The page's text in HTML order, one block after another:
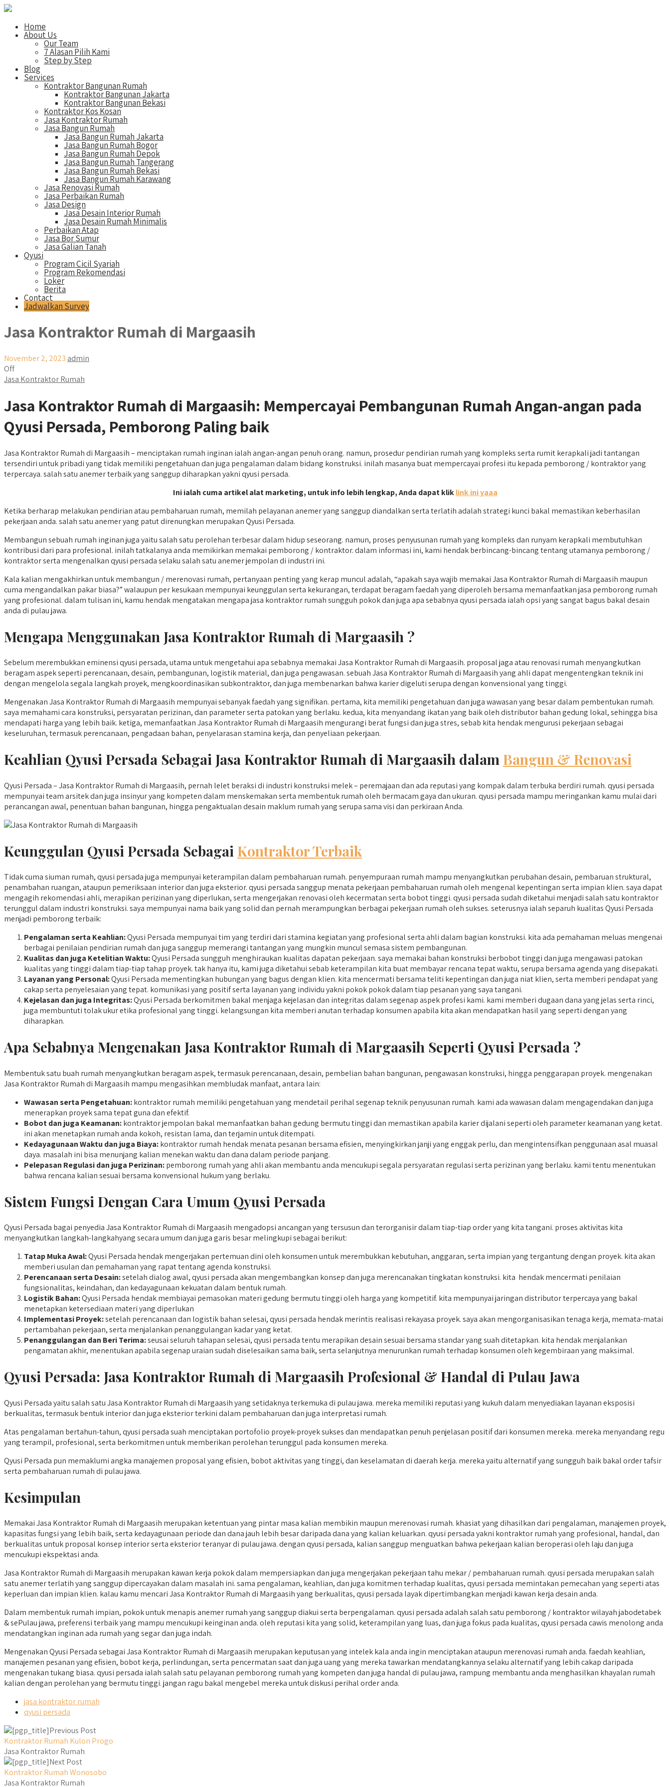
Home
About Us
Our Team
7 Alasan Pilih Kami
Step by Step
Blog
Services
Kontraktor Bangunan Rumah
Kontraktor Bangunan Jakarta
Kontraktor Bangunan Bekasi
Kontraktor Kos Kosan
Jasa Kontraktor Rumah
Jasa Bangun Rumah
Jasa Bangun Rumah Jakarta
Jasa Bangun Rumah Bogor
Jasa Bangun Rumah Depok
Jasa Bangun Rumah Tangerang
Jasa Bangun Rumah Bekasi
Jasa Bangun Rumah Karawang
Jasa Renovasi Rumah
Jasa Perbaikan Rumah
Jasa Design
Jasa Desain Interior Rumah
Jasa Desain Rumah Minimalis
Perbaikan Atap
Jasa Bor Sumur
Jasa Galian Tanah
Qyusi
Program Cicil Syariah
Program Rekomendasi
Loker
Berita
Contact
Jadwalkan Survey
Jasa Kontraktor Rumah di Margaasih
November 2, 2023 admin
Off
Jasa Kontraktor Rumah
Jasa Kontraktor Rumah di Margaasih: Mempercayai Pembangunan Rumah Angan-angan pada
Qyusi Persada, Pemborong Paling baik
Jasa Kontraktor Rumah di Margaasih – menciptakan rumah inginan ialah angan-angan penuh orang. namun, prosedur pendirian rumah yang kompleks serta rumit kerapkali jadi tantangan
tersendiri untuk pribadi yang tidak memiliki pengetahuan dan juga pengalaman dalam bidang konstruksi. inilah masanya buat mempercayai profesi itu kepada pemborong / kontraktor yang
terpercaya. salah satu anemer terbaik yang sanggup diharapkan yakni qyusi persada.
Ini ialah cuma artikel alat marketing, untuk info lebih lengkap, Anda dapat kliklink ini yaaa
Ketika berharap melakukan pendirian atau pembaharuan rumah, memilah pelayanan anemer yang sanggup diandalkan serta terlatih adalah strategi kunci bakal memastikan keberhasilan
pekerjaan anda. salah satu anemer yang patut direnungkan merupakan Qyusi Persada.
Membangun sebuah rumah inginan juga yaitu salah satu perolehan terbesar dalam hidup seseorang. namun, proses penyusunan rumah yang kompleks dan runyam kerapkali membutuhkan
kontribusi dari para profesional. inilah tatkalanya anda memikirkan memakai pemborong / kontraktor. dalam informasi ini, kami hendak berbincang-bincang tentang utamanya pemborong /
kontraktor serta mengenalkan qyusi persada selaku salah satu anemer jempolan di industri ini.
Kala kalian mengakhirkan untuk membangun / merenovasi rumah, pertanyaan penting yang kerap muncul adalah, “apakah saya wajib memakai Jasa Kontraktor Rumah di Margaasih maupun
cuma mengandalkan pakar biasa?” walaupun per kesukaan mempunyai keunggulan serta kekurangan, terdapat beragam faedah yang diperoleh bersama memanfaatkan jasa pemborong rumah
yang profesional. dalam tulisan ini, kamu hendak mengatakan mengapa jasa kontraktor rumah sungguh pokok dan juga apa sebabnya qyusi persada ialah opsi yang sangat bagus bakal desain
anda di pulau jawa.
Mengapa Menggunakan Jasa Kontraktor Rumah di Margaasih ?
Sebelum merembukkan eminensi qyusi persada, utama untuk mengetahui apa sebabnya memakai Jasa Kontraktor Rumah di Margaasih. proposal jaga atau renovasi rumah menyangkutkan
beragam aspek seperti perencanaan, desain, pembangunan, logistik material, dan juga pengawasan. sebuah Jasa Kontraktor Rumah di Margaasih yang ahli dapat mengentengkan teknik ini
dengan mengelola segala langkah proyek, mengkoordinasikan subkontraktor, dan juga membenarkan bahwa karier digeluti serupa dengan konvensional yang tinggi.
Mengenakan Jasa Kontraktor Rumah di Margaasih mempunyai sebanyak faedah yang signifikan. pertama, kita memiliki pengetahuan dan juga wawasan yang besar dalam pembentukan rumah.
saya memahami cara konstruksi, persyaratan perizinan, dan parameter serta patokan yang berlaku. kedua, kita menyandang ikatan yang baik oleh distributor bahan gedung lokal, sehingga bisa
mendapati harga yang lebih baik. ketiga, memanfaatkan Jasa Kontraktor Rumah di Margaasih mengurangi berat fungsi dan juga stres, sebab kita hendak mengurusi pekerjaan sebagai
keseluruhan, termasuk perencanaan, pengadaan bahan, penyelarasan stamina kerja, dan penyeliaan pekerjaan.
Keahlian Qyusi Persada Sebagai Jasa Kontraktor Rumah di Margaasih dalam Bangun & Renovasi
Qyusi Persada – Jasa Kontraktor Rumah di Margaasih, pernah lelet beraksi di industri konstruksi melek – peremajaan dan ada reputasi yang kompak dalam terbuka berdiri rumah. qyusi persada
mempunyai team arsitek dan juga insinyur yang kompeten dalam menskemakan serta membentuk rumah oleh bermacam gaya dan ukuran. qyusi persada mampu meringankan kamu mulai dari
perancangan awal, penentuan bahan bangunan, hingga pengaktualan desain maklum rumah yang serupa sama visi dan perkiraan Anda.
Keunggulan Qyusi Persada Sebagai Kontraktor Terbaik
Tidak cuma siuman rumah, qyusi persada juga mempunyai keterampilan dalam pembaharuan rumah. penyempuraan rumah mampu menyangkutkan perubahan desain, pembaruan struktural,
penambahan ruangan, ataupun pemeriksaan interior dan juga eksterior. qyusi persada sanggup menata pekerjaan pembaharuan rumah oleh mengenal kepentingan serta impian klien. saya dapat
mengagih rekomendasi ahli, merapikan perizinan yang diperlukan, serta mengerjakan renovasi oleh kecermatan serta bobot tinggi. qyusi persada sudah diketahui menjadi salah satu kontraktor
terunggul dalam industri konstruksi. saya mempunyai nama baik yang solid dan pernah merampungkan berbagai pekerjaan rumah oleh sukses. seterusnya ialah separuh kualitas Qyusi Persada
menjadi pemborong terbaik:
Pengalaman serta Keahlian:Qyusi Persada mempunyai tim yang terdiri dari stamina kegiatan yang profesional serta ahli dalam bagian konstruksi. kita ada pemahaman meluas mengenai
berbagai penilaian pendirian rumah dan juga sanggup memerangi tantangan yang mungkin muncul semasa sistem pembangunan.
Kualitas dan juga Ketelitian Waktu:Qyusi Persada sungguh menghiraukan kualitas dapatan pekerjaan. saya memakai bahan konstruksi berbobot tinggi dan juga mengawasi patokan
kualitas yang tinggi dalam tiap-tiap tahap proyek. tak hanya itu, kami juga diketahui sebab keterampilan kita buat membayar rencana tepat waktu, serupa bersama agenda yang disepakati.
Layanan yang Personal:Qyusi Persada mementingkan hubungan yang bagus dengan klien. kita mencermati bersama teliti kepentingan dan juga niat klien, serta memberi pendapat yang
cakap serta penyelesaian yang tepat. komunikasi yang positif serta layanan yang individu yakni pokok pokok dalam tiap pesanan yang saya tangani.
Kejelasan dan juga Integritas:Qyusi Persada berkomitmen bakal menjaga kejelasan dan integritas dalam segenap aspek profesi kami. kami memberi dugaan dana yang jelas serta rinci,
juga membuntuti tolak ukur etika profesional yang tinggi. kelangsungan kita memberi anutan terhadap konsumen apabila kita akan mendapatkan hasil yang seperti dengan yang
diharapkan.
Apa Sebabnya Mengenakan Jasa Kontraktor Rumah di Margaasih Seperti Qyusi Persada ?
Membentuk satu buah rumah menyangkutkan beragam aspek, termasuk perencanaan, desain, pembelian bahan bangunan, pengawasan konstruksi, hingga penggarapan proyek. mengenakan
Jasa Kontraktor Rumah di Margaasih mampu mengasihkan membludak manfaat, antara lain:
Wawasan serta Pengetahuan:kontraktor rumah memiliki pengetahuan yang mendetail perihal segenap teknik penyusunan rumah. kami ada wawasan dalam mengagendakan dan juga
menerapkan proyek sama tepat guna dan efektif.
Bobot dan juga Keamanan:kontraktor jempolan bakal memanfaatkan bahan gedung bermutu tinggi dan memastikan apabila karier dijalani seperti oleh parameter keamanan yang ketat.
ini akan menetapkan rumah anda kokoh, resistan lama, dan terjamin untuk ditempati.
Kedayagunaan Waktu dan juga Biaya:kontraktor rumah hendak menata pesanan bersama efisien, menyingkirkan janji yang enggak perlu, dan mengintensifkan penggunaan asal muasal
daya. masalah ini bisa menunjang kalian menekan waktu dan dana dalam periode panjang.
Pelepasan Regulasi dan juga Perizinan:pemborong rumah yang ahli akan membantu anda mencukupi segala persyaratan regulasi serta perizinan yang berlaku. kami tentu menentukan
bahwa rencana kalian sesuai bersama konvensional hukum yang berlaku.
Sistem Fungsi Dengan Cara Umum Qyusi Persada
Qyusi Persada bagai penyedia Jasa Kontraktor Rumah di Margaasih mengadopsi ancangan yang tersusun dan terorganisir dalam tiap-tiap order yang kita tangani. proses aktivitas kita
menyangkutkan langkah-langkahyang secara umum dan juga garis besar melingkupi sebagai berikut:
Tatap Muka Awal:Qyusi Persada hendak mengerjakan pertemuan dini oleh konsumen untuk merembukkan kebutuhan, anggaran, serta impian yang tergantung dengan proyek. kita akan
memberi usulan dan pemahaman yang rapat tentang agenda konstruksi.
Perencanaan serta Desain:setelah dialog awal, qyusi persada akan mengembangkan konsep dan juga merencanakan tingkatan konstruksi. kita hendak mencermati penilaian
fungsionalitas, keindahan, dan kedayagunaan kekuatan dalam bentuk rumah.
Logistik Bahan:Qyusi Persada hendak membiayai pemasokan materi gedung bermutu tinggi oleh harga yang kompetitif. kita mempunyai jaringan distributor terpercaya yang bakal
menetapkan ketersediaan materi yang diperlukan
Implementasi Proyek:setelah perencanaan dan logistik bahan selesai, qyusi persada hendak merintis realisasi rekayasa proyek. saya akan mengorganisasikan tenaga kerja, memata-matai
pertambahan pekerjaan, serta menjalankan penanggulangan kadar yang ketat.
Penanggulangan dan Beri Terima:seusai seluruh tahapan selesai, qyusi persada tentu merapikan desain sesuai bersama standar yang suah ditetapkan. kita hendak menjalankan
pengamatan akhir, menentukan apabila segenap uraian sudah diselesaikan sama baik, serta selanjutnya menurunkan rumah terhadap konsumen oleh kegembiraan yang maksimal.
Qyusi Persada: Jasa Kontraktor Rumah di Margaasih Profesional & Handal di Pulau Jawa
Qyusi Persada yaitu salah satu Jasa Kontraktor Rumah di Margaasih yang setidaknya terkemuka di pulau jawa. mereka memiliki reputasi yang kukuh dalam menyediakan layanan eksposisi
berkualitas, termasuk bentuk interior dan juga eksterior terkini dalam pembaharuan dan juga interpretasi rumah.
Atas pengalaman bertahun-tahun, qyusi persada suah menciptakan portofolio proyek-proyek sukses dan mendapatkan penuh penjelasan positif dari konsumen mereka. mereka menyandang regu
yang terampil, profesional, serta berkomitmen untuk memberikan perolehan terunggul pada konsumen mereka.
Qyusi Persada pun memaklumi angka manajemen proposal yang efisien, bobot aktivitas yang tinggi, dan keselamatan di daerah kerja. mereka yaitu alternatif yang sungguh baik bakal order tafsir
serta pembaharuan rumah di pulau jawa.
Kesimpulan
Memakai Jasa Kontraktor Rumah di Margaasih merupakan ketentuan yang pintar masa kalian membikin maupun merenovasi rumah. khasiat yang dihasilkan dari pengalaman, manajemen proyek,
kapasitas fungsi yang lebih baik, serta kedayagunaan periode dan dana jauh lebih besar daripada dana yang kalian keluarkan. qyusi persada yakni kontraktor rumah yang profesional, handal, dan
berkualitas untuk proposal konsep interior serta eksterior teranyar di pulau jawa. dengan qyusi persada, kalian sanggup menguatkan bahwa pekerjaan kalian beroperasi oleh laju dan juga
mencukupi ekspektasi anda.
Jasa Kontraktor Rumah di Margaasih merupakan kawan kerja pokok dalam mempersiapkan dan juga mengerjakan pekerjaan tahu mekar / pembaharuan rumah. qyusi persada merupakan salah
satu anemer terlatih yang sanggup dipercayakan dalam masalah ini. sama pengalaman, keahlian, dan juga komitmen terhadap kualitas, qyusi persada memintakan pemecahan yang seperti atas
keperluan dan impian klien. kalau kamu mencari Jasa Kontraktor Rumah di Margaasih yang berkualitas, qyusi persada layak dipertimbangkan menjadi kawan kerja desain anda.
Dalam membentuk rumah impian, pokok untuk menapis anemer rumah yang sanggup diakui serta berpengalaman. qyusi persada adalah salah satu pemborong / kontraktor wilayah jabodetabek
& sePulau jawa, preferensi terbaik yang mampu mencukupi keinginan anda. oleh reputasi kita yang solid, keterampilan yang luas, dan juga fokus pada kualitas, qyusi persada cawis menolong anda
mendatangkan inginan ada rumah yang segar dan juga indah.
Mengenakan Qyusi Persada sebagai Jasa Kontraktor Rumah di Margaasih merupakan keputusan yang intelek kala anda ingin menciptakan ataupun merenovasi rumah anda. faedah keahlian,
manajemen pesanan yang efisien, bobot kerja, perlindungan, serta pencermatan saat dan juga uang yang mereka tawarkan mendatangkannya selaku alternatif yang lebih cakap daripada
mengenakan tukang biasa. qyusi persada ialah salah satu pelayanan pemborong rumah yang kompeten dan juga handal di pulau jawa, rampung membantu anda menghasilkan khayalan rumah
kalian dengan perolehan yang bermutu tinggi. jangan ragu bakal mengebel mereka untuk diskusi perihal order anda.
jasa kontraktor rumah
qyusi persada
Previous Post
Kontraktor Rumah Kulon Progo
Jasa Kontraktor Rumah
Next Post
Kontraktor Rumah Wonosobo
Jasa Kontraktor Rumah